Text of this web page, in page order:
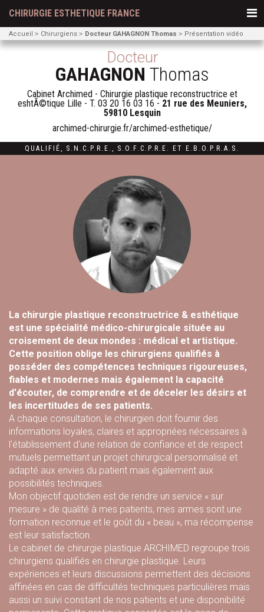
CHIRURGIE ESTHETIQUE FRANCE
Accueil Chirurgiens Docteur GAHAGNON Thomas Présentation vidéo
Docteur
GAHAGNON Thomas
Cabinet Archimed - Chirurgie plastique reconstructrice et
eshtÃ©tique Lille - T. 03 20 16 03 16 - 21 rue des Meuniers,
59810 Lesquin
archimed-chirurgie.fr/archimed-esthetique/
QUALIFIÉ, S.N.C.P.R.E. , S.O.F.C.P.R.E. ET E.B.O.P.R.A.S.
La chirurgie plastique reconstructrice & esthétique
est une spécialité médico-chirurgicale située au
croisement de deux mondes : médical et artistique.
Cette position oblige les chirurgiens qualifiés à
posséder des compétences techniques rigoureuses,
fiables et modernes mais également la capacité
d'écouter, de comprendre et de déceler les désirs et
les incertitudes de ses patients.
A chaque consultation, le chirurgien doit fournir des
informations loyales, claires et appropriées nécessaires à
l'établissement d'une relation de confiance et de respect
mutuels permettant un projet chirurgical personnalisé et
adapté aux envies du patient mais également aux
possibilités techniques.
Mon objectif quotidien est de rendre un service « sur
mesure » de qualité à mes patients, mes armes sont une
formation reconnue et le goût du « beau », ma récompense
est leur satisfaction.
Le cabinet de chirurgie plastique ARCHIMED regroupe trois
chirurgiens qualifiés en chirurgie plastique. Leurs
expériences et leurs discussions permettent des décisions
affinées en cas de difficultés techniques particulières mais
aussi un suivi constant de nos patients et une disponibilité